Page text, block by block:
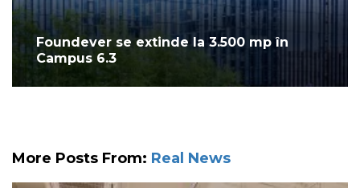
Foundever se extinde la 3.500 mp în
Campus 6.3
More Posts From: Real News